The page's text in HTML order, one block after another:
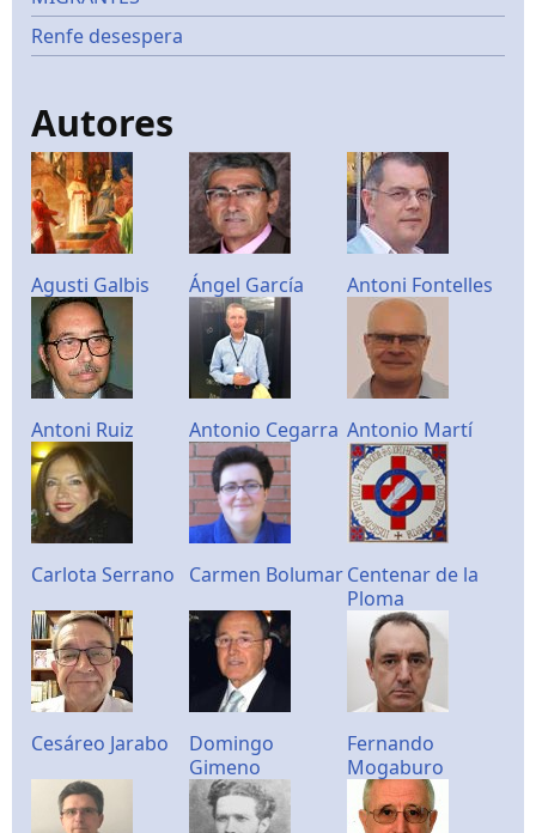
Renfe desespera
Autores
Agusti Galbis Ángel García Antoni Fontelles
Antoni Ruiz Antonio Cegarra Antonio Martí
Carlota Serrano Carmen BolumarCentenar de la
Ploma
Cesáreo Jarabo
Domingo
Gimeno
Fernando
Mogaburo